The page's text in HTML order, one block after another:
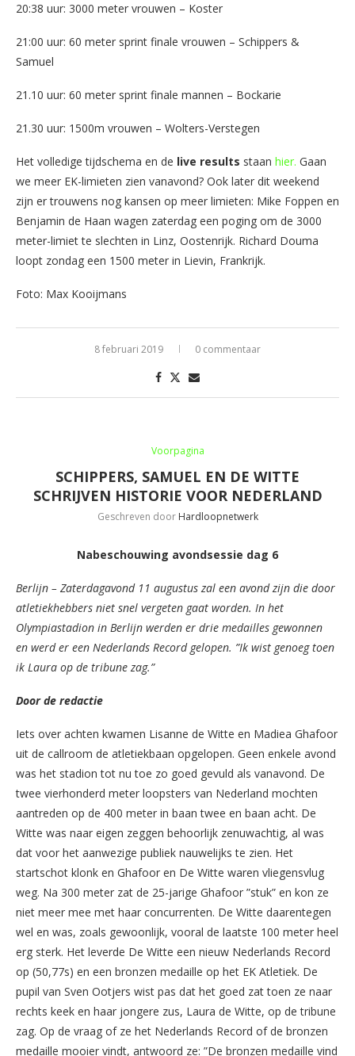
20:38 uur: 3000 meter vrouwen – Koster
21:00 uur: 60 meter sprint finale vrouwen – Schippers &
Samuel
21.10 uur: 60 meter sprint finale mannen – Bockarie
21.30 uur: 1500m vrouwen – Wolters-Verstegen
Het volledige tijdschema en de live results staan hier. Gaan
we meer EK-limieten zien vanavond? Ook later dit weekend
zijn er trouwens nog kansen op meer limieten: Mike Foppen en
Benjamin de Haan wagen zaterdag een poging om de 3000
meter-limiet te slechten in Linz, Oostenrijk. Richard Douma
loopt zondag een 1500 meter in Lievin, Frankrijk.
Foto: Max Kooijmans
8 februari 2019 0 commentaar
Voorpagina
SCHIPPERS, SAMUEL EN DE WITTE
SCHRIJVEN HISTORIE VOOR NEDERLAND
Geschreven door Hardloopnetwerk
Nabeschouwing avondsessie dag 6
Berlijn – Zaterdagavond 11 augustus zal een avond zijn die door
atletiekhebbers niet snel vergeten gaat worden. In het
Olympiastadion in Berlijn werden er drie medailles gewonnen
en werd er een Nederlands Record gelopen. ”Ik wist genoeg toen
ik Laura op de tribune zag.”
Door de redactie
Iets over achten kwamen Lisanne de Witte en Madiea Ghafoor
uit de callroom de atletiekbaan opgelopen. Geen enkele avond
was het stadion tot nu toe zo goed gevuld als vanavond. De
twee vierhonderd meter loopsters van Nederland mochten
aantreden op de 400 meter in baan twee en baan acht. De
Witte was naar eigen zeggen behoorlijk zenuwachtig, al was
dat voor het aanwezige publiek nauwelijks te zien. Het
startschot klonk en Ghafoor en De Witte waren vliegensvlug
weg. Na 300 meter zat de 25-jarige Ghafoor ”stuk” en kon ze
niet meer mee met haar concurrenten. De Witte daarentegen
wel en was, zoals gewoonlijk, vooral de laatste 100 meter heel
erg sterk. Het leverde De Witte een nieuw Nederlands Record
op (50,77s) en een bronzen medaille op het EK Atletiek. De
pupil van Sven Ootjers wist pas dat het goed zat toen ze naar
rechts keek en haar jongere zus, Laura de Witte, op de tribune
zag. Op de vraag of ze het Nederlands Record of de bronzen
medaille mooier vindt, antwoord ze: ”De bronzen medaille vind